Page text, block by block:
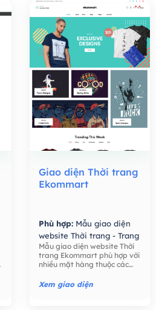
Giao diện Thời trang
Ekommart
Phù hợp: Mẫu giao diện
website Thời trang - Trang
Sức,Mẫu giao diện
website Bán hàng -
Thương mại điện tử,
Mẫu giao diện website Thời
trang Ekommart phù hợp với
nhiều mặt hàng thuộc các
thực phẩm, công nghệ, đồ
chơi trẻ em, đồng hồ, …
Xem giao diện